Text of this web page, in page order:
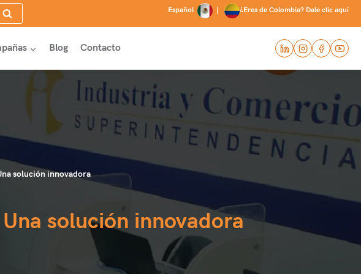
Español ¿Eres de Colombia? Dale clic aquí
Blog Contacto
solución innovadora
solución innovadora